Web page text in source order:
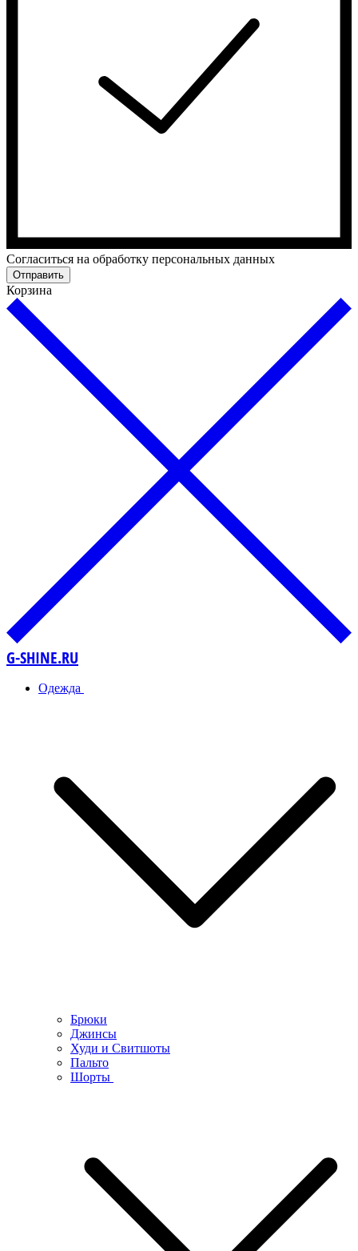
Cогласиться на обработку персональных данных
Отправить
Корзина
G-SHINE.RU
Одежда
Брюки
Джинсы
Худи и Свитшоты
Пальто
Шорты